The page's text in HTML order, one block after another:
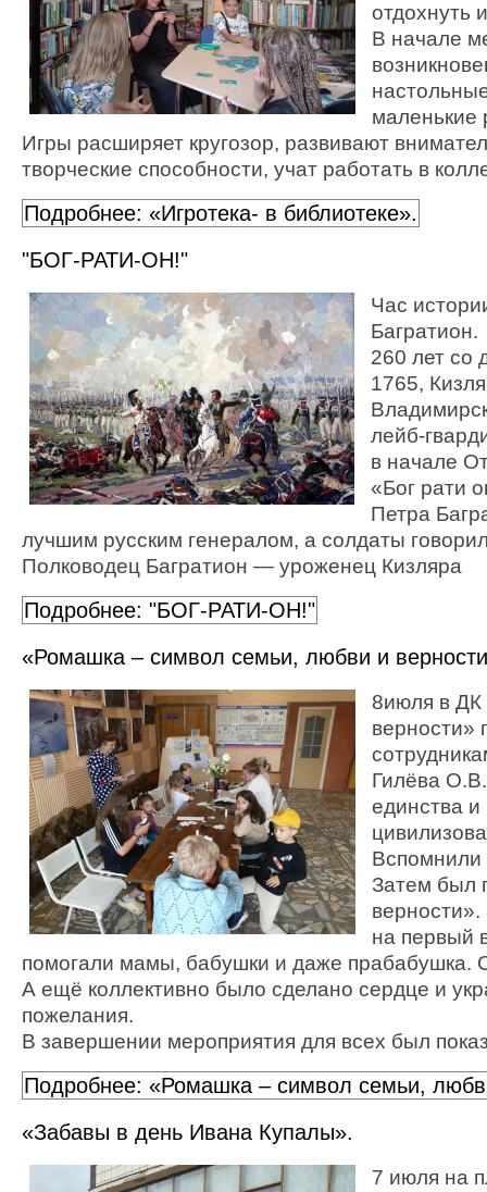
отдохнуть
В начале
маленькие
Игры расширяет кругозор, развивают
творческие способности, учат работать в
Подробнее: «Игротека- в библиотеке».
"БОГ-РАТИ-ОН!"
Час
Багратион.
260 лет со
1765,
лейб-
в начале
«Бог рати
Петра
лучшим русским генералом, а солдаты
Полководец Багратион — уроженец Кизляра
Подробнее: "БОГ-РАТИ-ОН!"
«Ромашка – символ семьи, любви и
8июля в ДК
верности»
Гилёва
единства
Вспомнили
Затем был
верности».
на первый
помогали мамы, бабушки и даже прабабушка.
А ещё коллективно было сделано сердце и
пожелания.
В завершении мероприятия для всех был
Подробнее: «Ромашка – символ семьи,
«Забавы в день Ивана Купалы».
7 июля на